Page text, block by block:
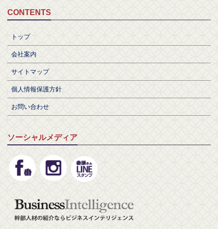
CONTENTS
トップ
会社案内
サイトマップ
個人情報保護方針
お問い合わせ
ソーシャルメディア